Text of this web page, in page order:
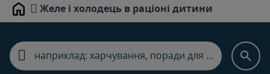
Home Желе і холодець в раціоні дитини